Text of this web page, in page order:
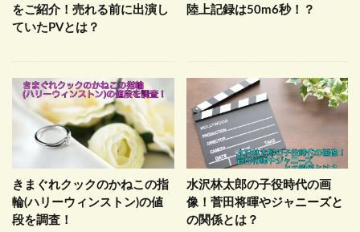
をご紹介！売れる前に出演し
ていたPVとは？
陸上記録は50m6秒！？
きまぐれクックのかねこの指
輪(ハリーウィンストン)の値
段を調査！
水沢林太郎の子役時代の画
像！菅田将暉やジャニーズと
の関係とは？